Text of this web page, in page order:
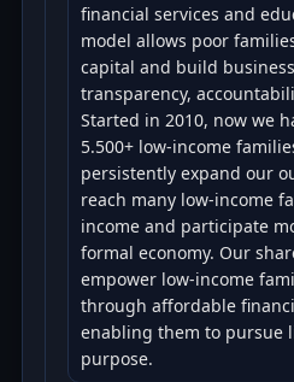
financial services and
model allows poor
capital and build
transparency,
Started in 2010, now we
5.500+ low-income
persistently expand our
reach many low-income
income and participate
formal economy. Our
empower low-income
through affordable
enabling them to pursue
purpose.